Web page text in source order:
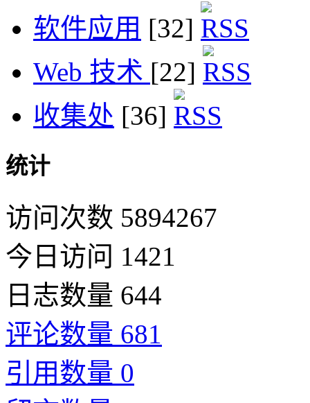
软件应用 [32]
Web 技术 [22]
收集处 [36]
统计
访问次数 5894267
今日访问 1421
日志数量 644
评论数量 681
引用数量 0